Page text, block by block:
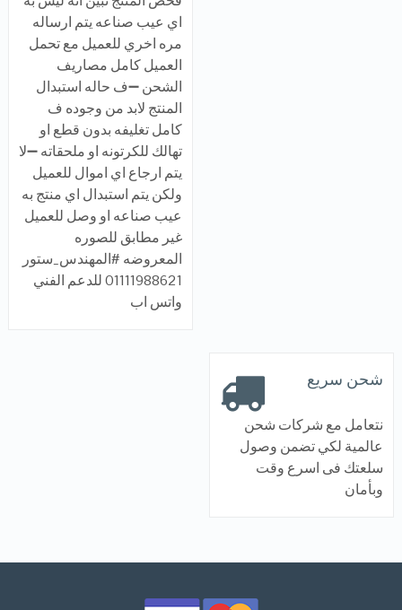
اي عيب صناعه يتم ارساله
مره اخري للعميل مع تحمل
العميل كامل مصاريف
الشحن ➖ف حاله استبدال
المنتج لابد من وجوده ف
كامل تغليفه بدون قطع او
تهالك للكرتونه او ملحقاته ➖لا
يتم ارجاع اي اموال للعميل
ولكن يتم استبدال اي منتج به
عيب صناعه او وصل للعميل
غير مطابق للصوره
المعروضه #المهندس_ستور
01111988621 للدعم الفني
واتس اب
شحن سريع
نتعامل مع شركات شحن
عالمية لكي تضمن وصول
سلعتك فى اسرع وقت
وبأمان